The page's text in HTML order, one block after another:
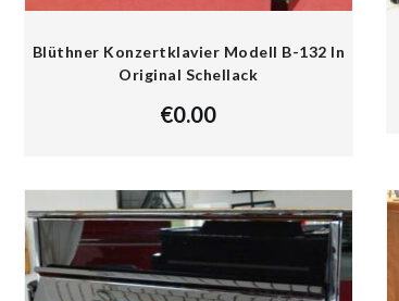
Blüthner Konzertklavier Modell B-132 In
Original Schellack
€0.00